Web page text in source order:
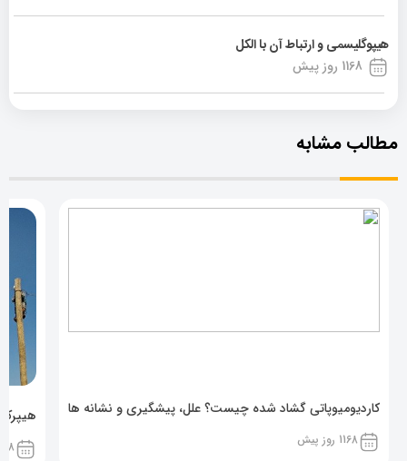
هیپوگلیسمی و ارتباط آن با الکل
1168 روز پیش
مطالب مشابه
کاردیومیوپاتی گشاد شده چیست؟ علل، پیشگیری و نشانه ها
1168 روز پیش 1168